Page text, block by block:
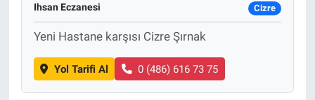
Ihsan Eczanesi Cizre
Yeni Hastane karşısı Cizre Şırnak
Yol Tarifi Al 0 (486) 616 73 75